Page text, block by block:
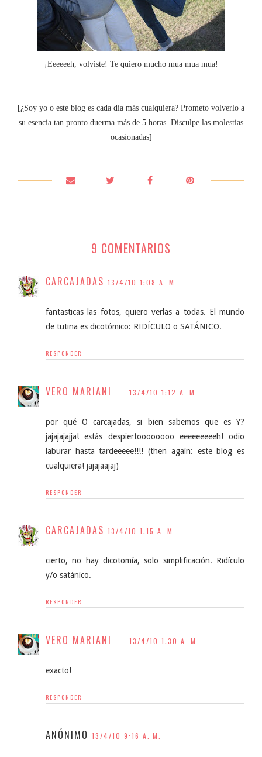
¡Eeeeeeh, volviste! Te quiero mucho mua mua mua!
[¿Soy yo o este blog es cada día más cualquiera? Prometo volverlo a
su esencia tan pronto duerma más de 5 horas. Disculpe las molestias
ocasionadas]
9 COMENTARIOS
CARCAJADAS 13/4/10 1:08 A. M.
fantasticas las fotos, quiero verlas a todas. El mundo
de tutina es dicotómico: RIDÍCULO o SATÁNICO.
RESPONDER
VERO MARIANI 13/4/10 1:12 A. M.
por qué O carcajadas, si bien sabemos que es Y?
jajajajajja! estás despiertoooooooo eeeeeeeeeh! odio
laburar hasta tardeeeee!!!! (then again: este blog es
cualquiera! jajajaajaj)
RESPONDER
CARCAJADAS 13/4/10 1:15 A. M.
cierto, no hay dicotomía, solo simplificación. Ridículo
y/o satánico.
RESPONDER
VERO MARIANI 13/4/10 1:30 A. M.
exacto!
RESPONDER
ANÓNIMO 13/4/10 9:16 A. M.